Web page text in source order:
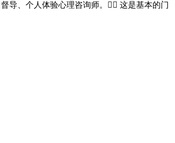
导、个人体验心理咨询师。 这是基本的门